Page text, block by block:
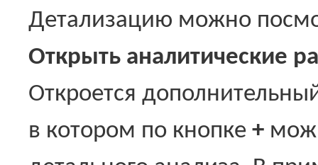
Детализацию можно
Открыть аналитические
Откроется
в котором по кнопке +